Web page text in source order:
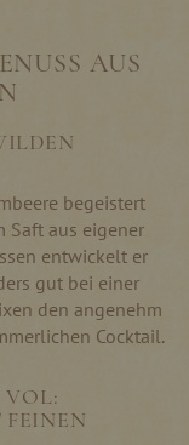
AUS
begeistert
Saft aus eigener
entwickelt er
gut bei einer
den angenehm
Cocktail.
VOL: